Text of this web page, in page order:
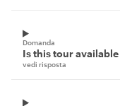
Domanda
Is this tour
vedi risposta